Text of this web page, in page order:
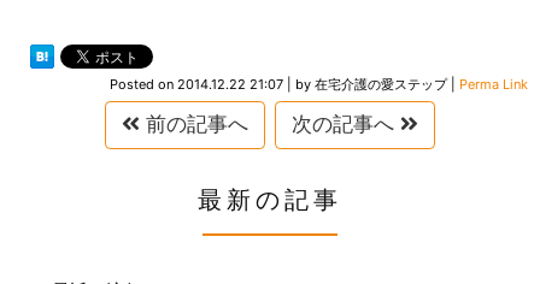
Posted on 2014.12.22 21:07 by 在宅介護の愛ステップ| Perma Link
前の記事へ 次の記事へ
最新の記事